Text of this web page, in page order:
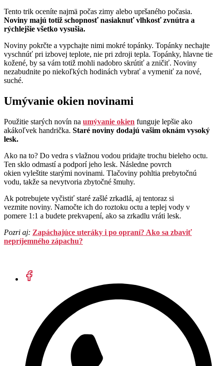
Tento trik oceníte najmä počas zimy alebo upršaného počasia.
Noviny majú totiž schopnosť nasiaknuť vlhkosť zvnútra a
rýchlejšie všetko vysušia.
Noviny pokrčte a vypchajte nimi mokré topánky. Topánky nechajte
vyschnúť pri izbovej teplote, nie pri zdroji tepla. Topánky, hlavne tie
kožené, by sa vám totiž mohli nadobro skrútiť a zničiť. Noviny
nezabudnite po niekoľkých hodinách vybrať a vymeniť za nové,
suché.
Umývanie okien novinami
Použitie starých novín na umývanie okien funguje lepšie ako
akákoľvek handrička. Staré noviny dodajú vašim oknám vysoký
lesk.
Ako na to? Do vedra s vlažnou vodou pridajte trochu bieleho octu.
Ten sklo odmastí a podporí jeho lesk. Následne povrch
okien vyleštite starými novinami. Tlačoviny pohltia prebytočnú
vodu, takže sa nevytvoria zbytočné šmuhy.
Ak potrebujete vyčistiť staré zašlé zrkadlá, aj tentoraz si
vezmite noviny. Namočte ich do roztoku octu a teplej vody v
pomere 1:1 a budete prekvapení, ako sa zrkadlu vráti lesk.
Pozri aj: Zapáchajúce uteráky i po opraní? Ako sa zbaviť
nepríjemného zápachu?